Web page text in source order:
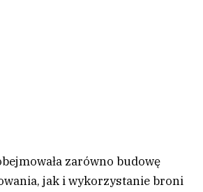
zarówno budowę
jak i wykorzystanie broni